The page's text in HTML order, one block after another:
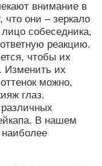
внимание в
что они – зеркало
собеседника,
реакцию.
чтобы их
Изменить их
можно,
глаз.
В нашем